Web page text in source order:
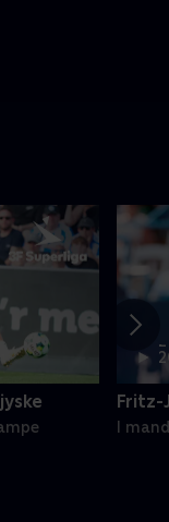
Fritz-
I